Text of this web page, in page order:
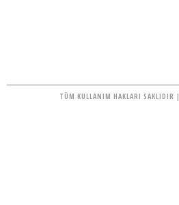
TÜM KULLANIM HAKLARI SAKLIDIR |